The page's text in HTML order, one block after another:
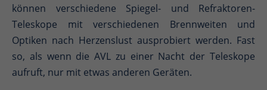
können verschiedene Spiegel- und Refraktoren-
Teleskope mit verschiedenen Brennweiten und
Optiken nach Herzenslust ausprobiert werden. Fast
so, als wenn die AVL zu einer Nacht der Teleskope
aufruft, nur mit etwas anderen Geräten.